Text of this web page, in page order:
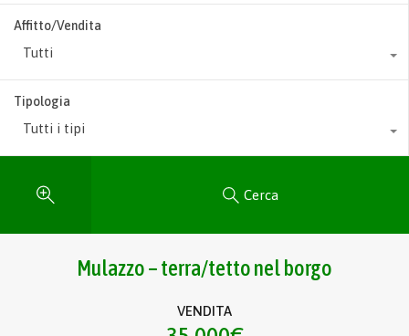
Affitto/Vendita
Tutti
Tipologia
Tutti i tipi
Cerca
Mulazzo – terra/tetto nel borgo
VENDITA